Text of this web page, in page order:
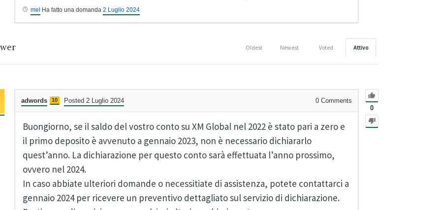
mel Ha fatto una domanda 2 Luglio 2024
Attivo
Voted
Newest
Oldest
0
adwords 10 Posted 2 Luglio 2024 0 Comments
Buongiorno, se il saldo del vostro conto su XM Global nel 2022 è stato pari a zero e
il primo deposito è avvenuto a gennaio 2023, non è necessario dichiararlo
quest’anno. La dichiarazione per questo conto sarà effettuata l’anno prossimo,
ovvero nel 2024.
In caso abbiate ulteriori domande o necessitiate di assistenza, potete contattarci a
gennaio 2024 per ricevere un preventivo dettagliato sul servizio di dichiarazione.